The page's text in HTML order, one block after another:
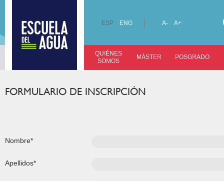
ESP ENG A- A+
QUIÉNES
SOMOS
MÁSTER POSGRADO
FORMULARIO DE INSCRIPCIÓN
Nombre*
Apellidos*